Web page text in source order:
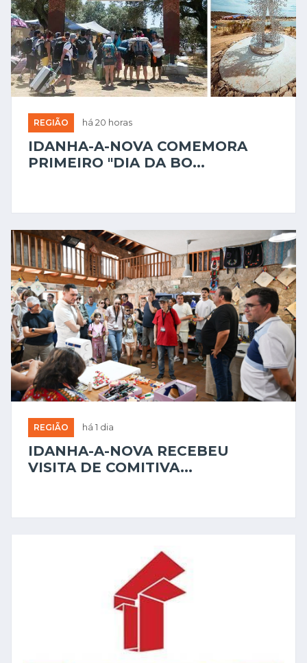
REGIÃO há 20 horas
IDANHA-A-NOVA COMEMORA
PRIMEIRO "DIA DA BO...
REGIÃO há 1 dia
IDANHA-A-NOVA RECEBEU
VISITA DE COMITIVA...